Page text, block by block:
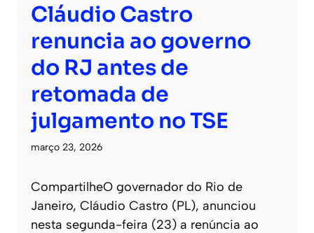
Cláudio Castro
renuncia ao governo
do RJ antes de
retomada de
julgamento no TSE
março 23, 2026
CompartilheO governador do Rio de
Janeiro, Cláudio Castro (PL), anunciou
nesta segunda-feira (23) a renúncia ao